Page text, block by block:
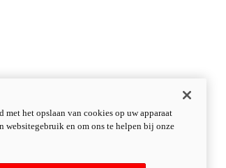
het opslaan van cookies op uw apparaat
websitegebruik en om ons te helpen bij onze